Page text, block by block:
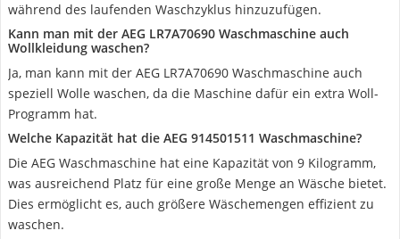
während des laufenden Waschzyklus hinzuzufügen.
Kann man mit der AEG LR7A70690 Waschmaschine auch
Wollkleidung waschen?
Ja, man kann mit der AEG LR7A70690 Waschmaschine auch
speziell Wolle waschen, da die Maschine dafür ein extra Woll-
Programm hat.
Welche Kapazität hat die AEG 914501511 Waschmaschine?
Die AEG Waschmaschine hat eine Kapazität von 9 Kilogramm,
was ausreichend Platz für eine große Menge an Wäsche bietet.
Dies ermöglicht es, auch größere Wäschemengen effizient zu
waschen.